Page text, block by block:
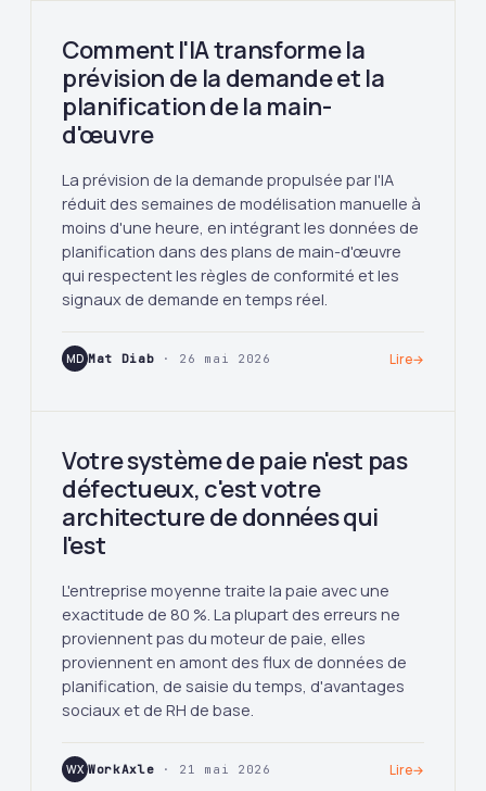
Comment l'IA transforme la
prévision de la demande et la
planification de la main-
d'œuvre
La prévision de la demande propulsée par l'IA
réduit des semaines de modélisation manuelle à
moins d'une heure, en intégrant les données de
planification dans des plans de main-d'œuvre
qui respectent les règles de conformité et les
signaux de demande en temps réel.
MD Mat Diab · 26 mai 2026 Lire→
Votre système de paie n'est pas
défectueux, c'est votre
architecture de données qui
l'est
L'entreprise moyenne traite la paie avec une
exactitude de 80 %. La plupart des erreurs ne
proviennent pas du moteur de paie, elles
proviennent en amont des flux de données de
planification, de saisie du temps, d'avantages
sociaux et de RH de base.
WX WorkAxle · 21 mai 2026 Lire→